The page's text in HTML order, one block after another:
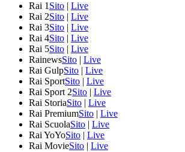
Rai 1 Sito | Live
Rai 2Sito | Live
Rai 3Sito | Live
Rai 4Sito | Live
Rai 5Sito | Live
RainewsSito | Live
Rai GulpSito | Live
Rai SportSito | Live
Rai Sport 2Sito | Live
Rai StoriaSito | Live
Rai PremiumSito | Live
Rai ScuolaSito | Live
Rai YoYoSito | Live
Rai MovieSito | Live